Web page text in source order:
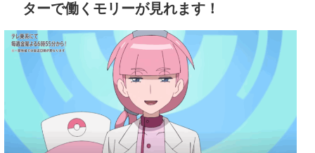
ターで働くモリーが見れます！